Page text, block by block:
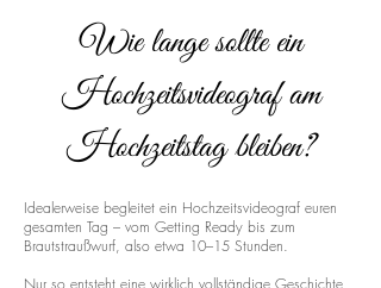
Wie lange sollte ein
Hochzeitsvideograf am
Hochzeitstag bleiben?
Idealerweise begleitet ein Hochzeitsvideograf euren
gesamten Tag – vom Getting Ready bis zum
Brautstraußwurf, also etwa 10–15 Stunden.
Nur so entsteht eine wirklich vollständige Geschichte